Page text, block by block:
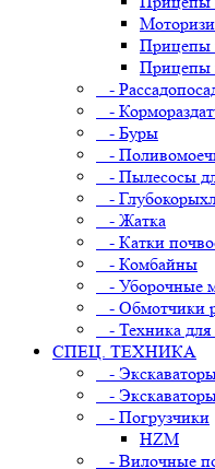
Прицепы
Прицепы
-
-
- Буры
-
- Пылесосы
-
- Жатка
- Катки
- Комбайны
- Уборочные
- Обмотчики
- Техника
СПЕЦ. ТЕХНИКА
-
-
- Погрузчики
HZM
- Вилочные